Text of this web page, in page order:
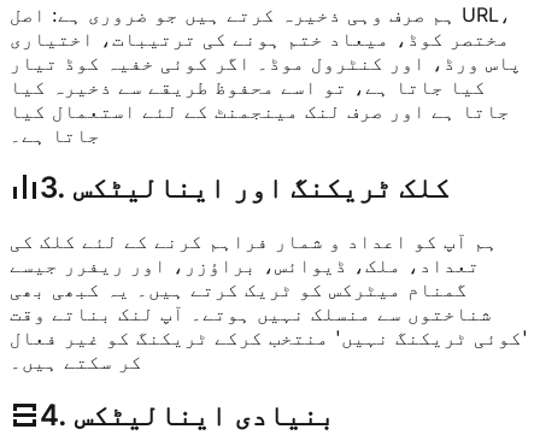
ہم صرف وہی ذخیرہ کرتے ہیں جو ضروری ہے: اصل URL،
مختصر کوڈ، میعاد ختم ہونے کی ترتیبات، اختیاری
پاس ورڈ، اور کنٹرول موڈ۔ اگر کوئی خفیہ کوڈ تیار
کیا جاتا ہے، تو اسے محفوظ طریقے سے ذخیرہ کیا
جاتا ہے اور صرف لنک مینجمنٹ کے لئے استعمال کیا
جاتا ہے۔
3. کلک ٹریکنگ اور اینالیٹکس
ہم آپ کو اعداد و شمار فراہم کرنے کے لئے کلک کی
تعداد، ملک، ڈیوائس، براؤزر، اور ریفرر جیسے
گمنام میٹرکس کو ٹریک کرتے ہیں۔ یہ کبھی بھی
شناختوں سے منسلک نہیں ہوتے۔ آپ لنک بناتے وقت
'کوئی ٹریکنگ نہیں' منتخب کرکے ٹریکنگ کو غیر فعال
کر سکتے ہیں۔
4. بنیادی اینالیٹکس